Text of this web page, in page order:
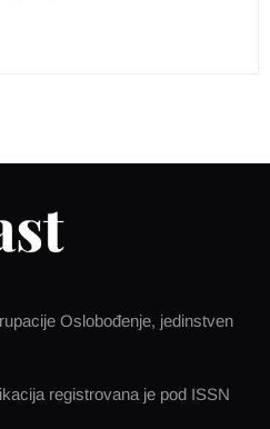
Oslobođenje, jedinstven
registrovana je pod ISSN